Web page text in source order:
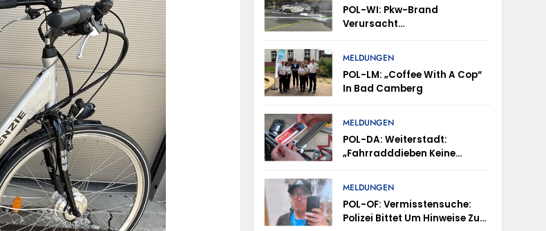
Michael S. Aus Rotenburg A.d. Fulda
Schwarzarbeit Führt An Drei Tagen Kontrollen Im Gastro- Und Sicherheitsgewerbe
Osthessen Jubiläumsfest Am Samstag, 15. August (11-18 Uhr)- Bürgerinnen Und Bürger
Die Polizeiarbeit
Satz Räder Gefunden – Polizei Bittet Um Mithilfe
Hat Einen Neuen Leiter: Amtseinführung Von Markus Höfer
Claus-Peter H. Weiterhin Vermisst – Erneute Veröffentlichung Eines Fotos
POL-WI: Pkw-Brand
Verursacht
MELDUNGEN
POL-LM: „Coffee With A Cop“
In Bad Camberg
MELDUNGEN
POL-DA: Weiterstadt:
„Fahrradddieben Keine
Fahrradcodierung /
Anmeldung Erforderlich
MELDUNGEN
POL-OF: Vermisstensuche:
Polizei Bittet Um Hinweise Zum